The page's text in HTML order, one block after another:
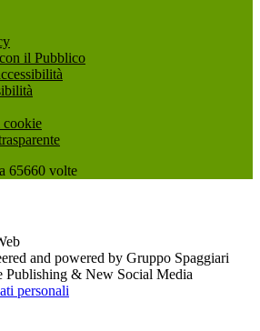
il Pubblico
cookie
65660 volte
and powered by Gruppo Spaggiari
Publishing & New Social Media
personali